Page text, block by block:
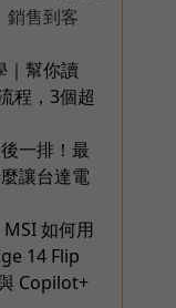
銷售到客
｜幫你讀
程，3個超
一排！最
讓台達電
如何用
14 Flip
Copilot+